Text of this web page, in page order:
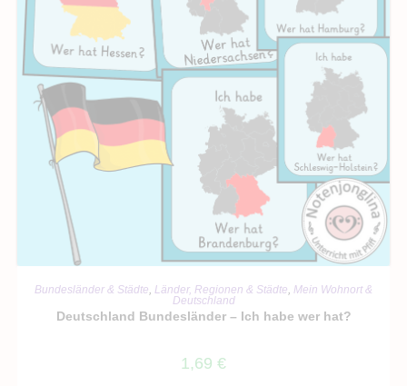
IN DEN WARENKORB
Bundesländer & Städte, Länder, Regionen & Städte, Mein Wohnort &
Deutschland
Deutschland Bundesländer – Ich habe wer hat?
1,69 €